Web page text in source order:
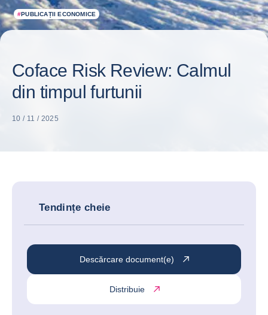
#PUBLICAȚII ECONOMICE
Coface Risk Review: Calmul
din timpul furtunii
10 / 11 / 2025
Tendințe cheie
Descărcare document(e)
Distribuie